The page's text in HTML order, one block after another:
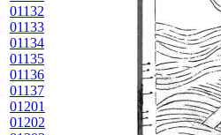
01132
01133
01134
01135
01136
01137
01201
01202